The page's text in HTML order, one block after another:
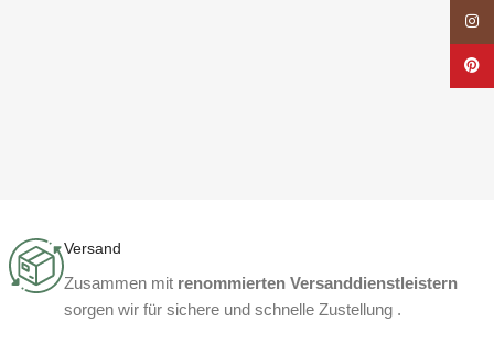
Versand
Zusammen mit renommierten Versanddienstleistern
sorgen wir für sichere und schnelle Zustellung .